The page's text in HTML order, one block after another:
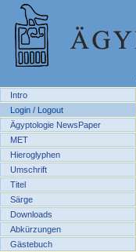
Intro
Login / Logout
Ägyptologie NewsPaper
MET
Hieroglyphen
Umschrift
Titel
Särge
Downloads
Abkürzungen
Gästebuch